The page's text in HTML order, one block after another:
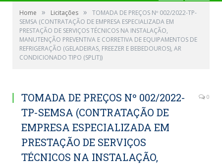
Home » Licitações »
TOMADA DE PREÇOS Nº 002/2022-TP-
SEMSA (CONTRATAÇÃO DE EMPRESA ESPECIALIZADA EM
PRESTAÇÃO DE SERVIÇOS TÉCNICOS NA INSTALAÇÃO,
MANUTENÇÃO PREVENTIVA E CORRETIVA DE EQUIPAMENTOS DE
REFRIGERAÇÃO (GELADEIRAS, FREEZER E BEBEDOUROS), AR
CONDICIONADO TIPO (SPLIT))
TOMADA DE PREÇOS Nº 002/2022-
TP-SEMSA (CONTRATAÇÃO DE
EMPRESA ESPECIALIZADA EM
PRESTAÇÃO DE SERVIÇOS
TÉCNICOS NA INSTALAÇÃO,
0